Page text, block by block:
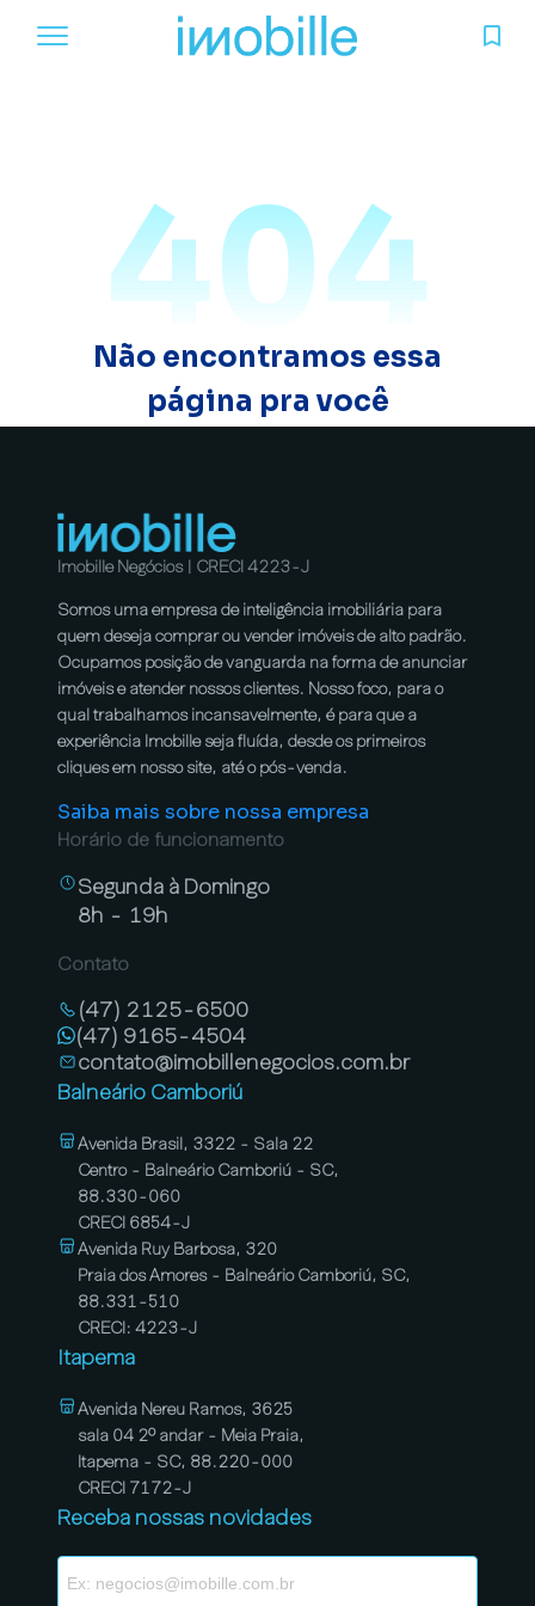
404
Não encontramos essa
página pra você
Imobille Negócios | CRECI 4223-J
Somos uma empresa de inteligência imobiliária para
quem deseja comprar ou vender imóveis de alto padrão.
Ocupamos posição de vanguarda na forma de anunciar
imóveis e atender nossos clientes. Nosso foco, para o
qual trabalhamos incansavelmente, é para que a
experiência Imobille seja fluída, desde os primeiros
cliques em nosso site, até o pós-venda.
Saiba mais sobre nossa empresa
Horário de funcionamento
Segunda à Domingo
8h - 19h
Contato
(47) 2125-6500
(47) 9165-4504
contato@imobillenegocios.com.br
Balneário Camboriú
Avenida Brasil, 3322 - Sala 22
Centro - Balneário Camboriú - SC,
88.330-060
CRECI 6854-J
Avenida Ruy Barbosa, 320
Praia dos Amores - Balneário Camboriú, SC,
88.331-510
CRECI: 4223-J
Itapema
Avenida Nereu Ramos, 3625
sala 04 2º andar - Meia Praia,
Itapema - SC, 88.220-000
CRECI 7172-J
Receba nossas novidades